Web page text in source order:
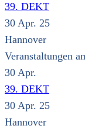
39. DEKT
30 Apr. 25
Hannover
Veranstaltungen
30 Apr.
39. DEKT
30 Apr. 25
Hannover